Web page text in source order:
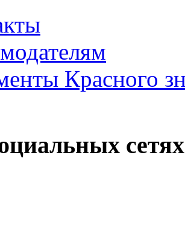
Красного
сетях